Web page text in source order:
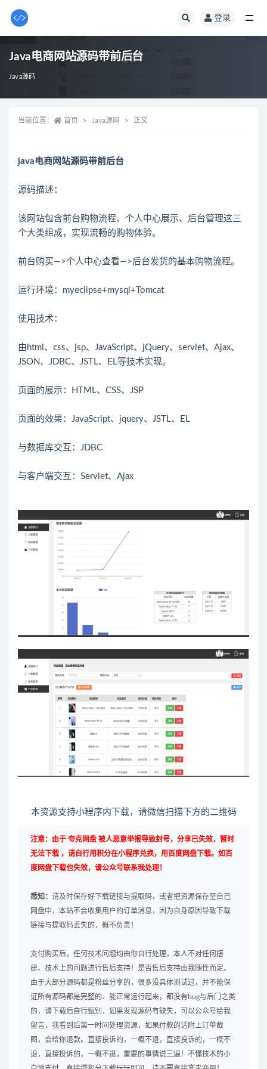
登录
Java电商网站源码带前后台
Java源码
当前位置： 首页 Java源码 正文
java电商网站源码带前后台
源码描述：
该网站包含前台购物流程、个人中心展示、后台管理这三
个大类组成，实现流畅的购物体验。
前台购买—>个人中心查看—>后台发货的基本购物流程。
运行环境：myeclipse+mysql+Tomcat
使用技术：
由html、css、jsp、JavaScript、jQuery、servlet、Ajax、
JSON、JDBC、JSTL、EL等技术实现。
页面的展示：HTML、CSS、JSP
页面的效果：JavaScript、jquery、JSTL、EL
与数据库交互：JDBC
与客户端交互：Servlet、Ajax
本资源支持小程序内下载，请微信扫描下方的二维码
注意：由于 夸克网盘 被人恶意举报导致封号，分享已失效，暂时
无法下载 ，请自行用积分在小程序兑换，用百度网盘下载。如百
度网盘下载也失效，请公众号联系我处理！
悉知： 请及时保存好下载链接与提取码，或者把资源保存至自己
网盘中，本站不会收集用户的订单消息，因为自身原因导致下载
链接与提取码丢失的，概不负责！
支付购买后，任何技术问题均由你自行处理，本人不对任何搭
建、技术上的问题进行售后支持！是否售后支持由我随性而定。
由于大部分源码都是粉丝分享的，很多没具体测试过，并不能保
证所有源码都是完整的、能正常运行起来，都没有bug与后门之类
的，请下载后自行甄别，如果发现源码有缺失，可以公众号给我
留言，我看到后第一时间处理资源，如果付款的话附上订单截
图，会给你退款。直接投诉的，一概不退，直接投诉的，一概不
退，直接投诉的，一概不退，重要的事情说三遍！不懂技术的小